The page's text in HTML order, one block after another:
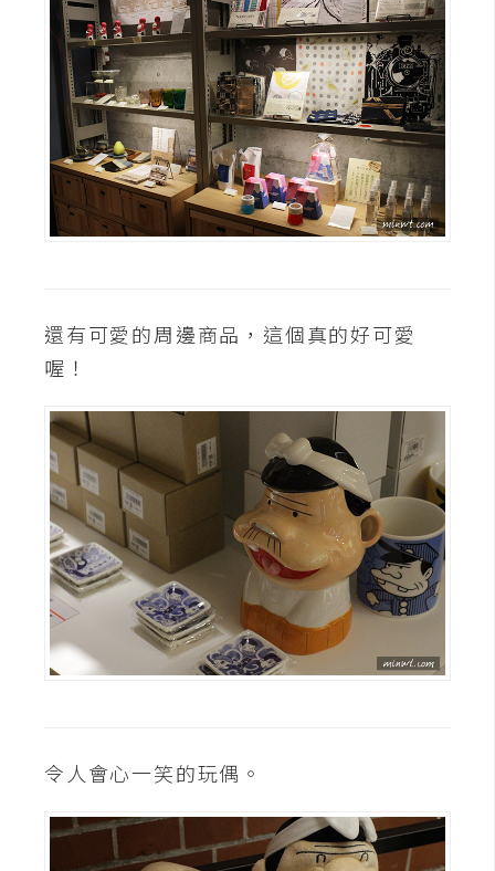
還有可愛的周邊商品，這個真的好可愛
喔！
令人會心一笑的玩偶。